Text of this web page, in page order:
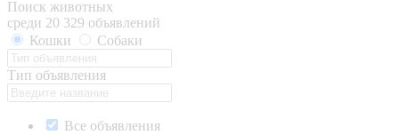
Поиск животных
среди 20 329 объявлений
Кошки
Собаки
Тип объявления
Все объявления